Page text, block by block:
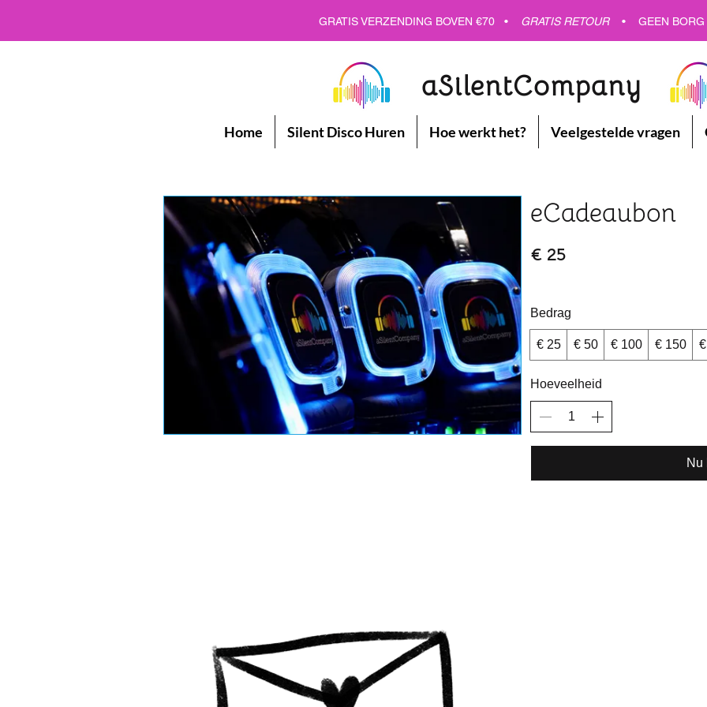
GRATIS VERZENDING - GRATIS VERZENDING - GRATIS VERZENDING
GRATIS VERZENDING BOVEN €70 • GRATIS RETOUR • GEEN
aSilentCompany
Home Silent Disco Huren Hoe werkt het? Veelgestelde vragen
eCadeaubon
€ 25
Bedrag
€ 25 € 50 € 100 € 150
Hoeveelheid
Nu